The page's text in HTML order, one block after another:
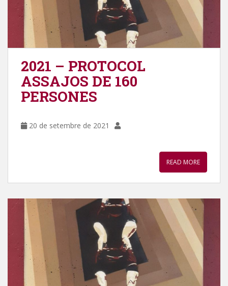
2021 – PROTOCOL
ASSAJOS DE 160
PERSONES
20 de setembre de 2021
READ MORE